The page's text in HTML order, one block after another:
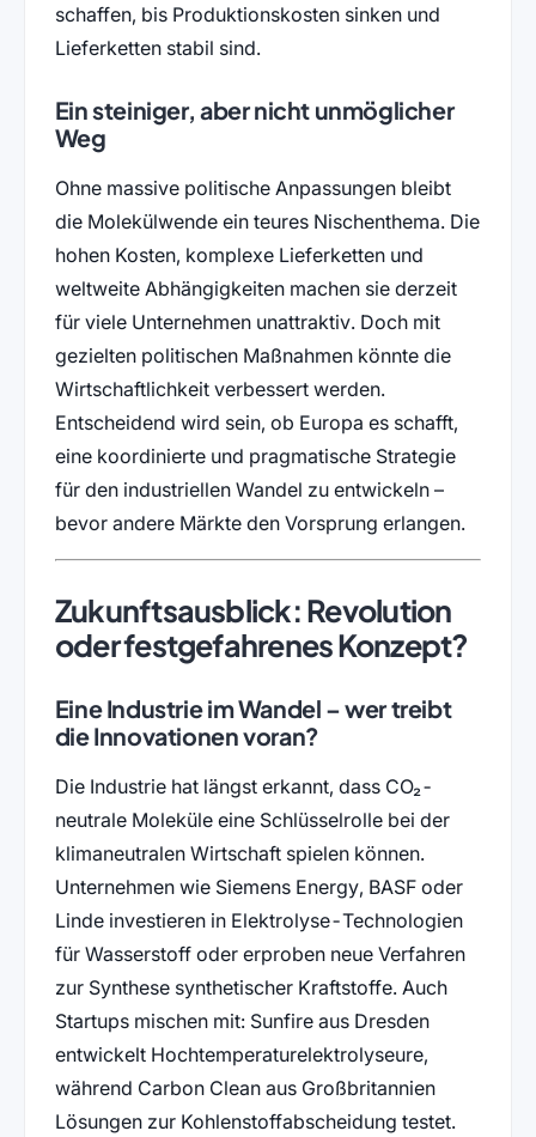
schaffen, bis Produktionskosten sinken und
Lieferketten stabil sind.
Ein steiniger, aber nicht unmöglicher
Weg
Ohne massive politische Anpassungen bleibt
die Molekülwende ein teures Nischenthema. Die
hohen Kosten, komplexe Lieferketten und
weltweite Abhängigkeiten machen sie derzeit
für viele Unternehmen unattraktiv. Doch mit
gezielten politischen Maßnahmen könnte die
Wirtschaftlichkeit verbessert werden.
Entscheidend wird sein, ob Europa es schafft,
eine koordinierte und pragmatische Strategie
für den industriellen Wandel zu entwickeln –
bevor andere Märkte den Vorsprung erlangen.
Zukunftsausblick: Revolution
oder festgefahrenes Konzept?
Eine Industrie im Wandel – wer treibt
die Innovationen voran?
Die Industrie hat längst erkannt, dass CO₂-
neutrale Moleküle eine Schlüsselrolle bei der
klimaneutralen Wirtschaft spielen können.
Unternehmen wie Siemens Energy, BASF oder
Linde investieren in Elektrolyse-Technologien
für Wasserstoff oder erproben neue Verfahren
zur Synthese synthetischer Kraftstoffe. Auch
Startups mischen mit: Sunfire aus Dresden
entwickelt Hochtemperaturelektrolyseure,
während Carbon Clean aus Großbritannien
Lösungen zur Kohlenstoffabscheidung testet.